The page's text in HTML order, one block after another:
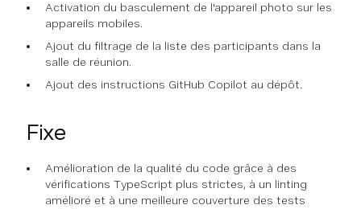
Activation du basculement de l'appareil photo sur les
appareils mobiles.
Ajout du filtrage de la liste des participants dans la
salle de réunion.
Ajout des instructions GitHub Copilot au dépôt.
Fixe
Amélioration de la qualité du code grâce à des
vérifications TypeScript plus strictes, à un linting
amélioré et à une meilleure couverture des tests